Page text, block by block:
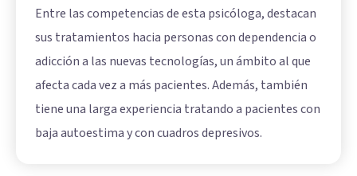
Entre las competencias de esta psicóloga, destacan
sus tratamientos hacia personas con dependencia o
adicción a las nuevas tecnologías, un ámbito al que
afecta cada vez a más pacientes. Además, también
tiene una larga experiencia tratando a pacientes con
baja autoestima y con cuadros depresivos.